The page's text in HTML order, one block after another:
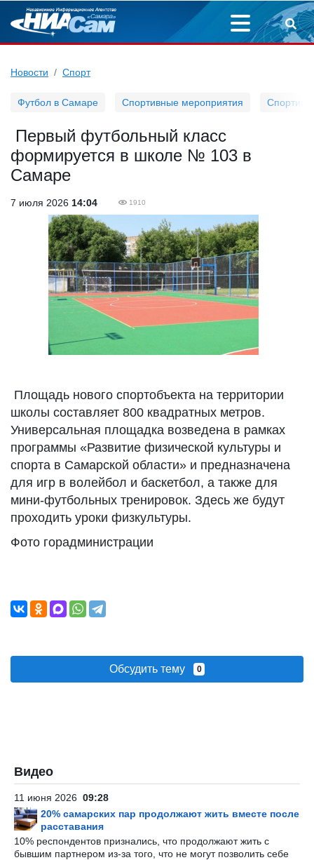
Новости Спорт
Футбол в Самаре Спортивные мероприятия
️ Первый футбольный класс
формируется в школе № 103 в
Самаре
7 июля 2026 14:04 1910
Площадь нового спортобъекта на территории
школы составляет 800 квадратных метров.
Универсальная площадка возведена в рамках
программы «Развитие физической культуры и
спорта в Самарской области» и предназначена
для игр в волейбол и баскетбол, а также для
мини-футбольных тренировок. Здесь же будут
проходить уроки физкультуры.
Фото горадминистрации
Обсудить тему 0
Видео
11 июня 2026 09:28
20% самарских пар продолжают жить вместе после
расставания
10% респондентов признались, что продолжают жить с
бывшим партнером из-за того, что не могут позволить себе